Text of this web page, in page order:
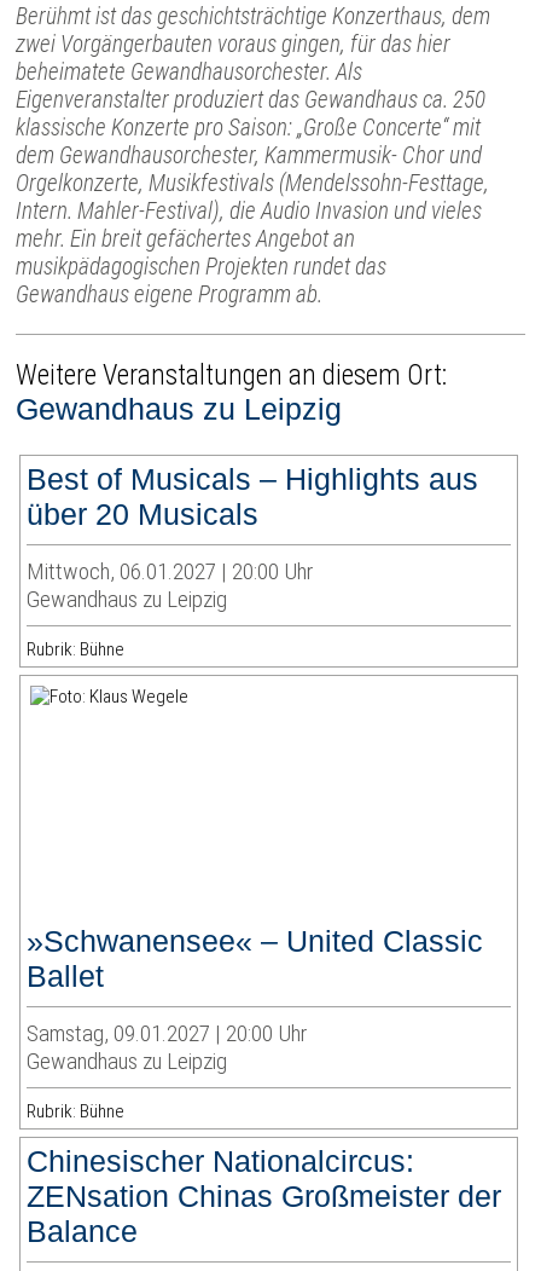
Berühmt ist das geschichtsträchtige Konzerthaus, dem
zwei Vorgängerbauten voraus gingen, für das hier
beheimatete Gewandhausorchester. Als
Eigenveranstalter produziert das Gewandhaus ca. 250
klassische Konzerte pro Saison: „Große Concerte“ mit
dem Gewandhausorchester, Kammermusik- Chor und
Orgelkonzerte, Musikfestivals (Mendelssohn-Festtage,
Intern. Mahler-Festival), die Audio Invasion und vieles
mehr. Ein breit gefächertes Angebot an
musikpädagogischen Projekten rundet das
Gewandhaus eigene Programm ab.
Weitere Veranstaltungen an diesem Ort:
Gewandhaus zu Leipzig
Best of Musicals – Highlights aus
über 20 Musicals
Mittwoch, 06.01.2027 | 20:00 Uhr
Gewandhaus zu Leipzig
Rubrik: Bühne
»Schwanensee« – United Classic
Ballet
Samstag, 09.01.2027 | 20:00 Uhr
Gewandhaus zu Leipzig
Rubrik: Bühne
Chinesischer Nationalcircus:
ZENsation Chinas Großmeister der
Balance